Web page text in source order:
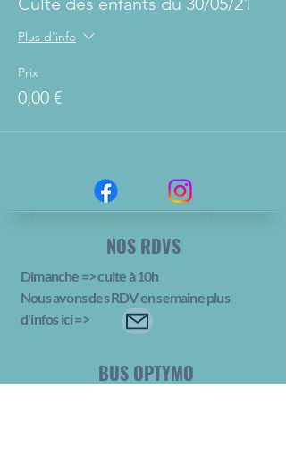
Plus d'info
Prix
0,00 €
NOS RDVS
Dimanche => culte à 10h
Nous avons des RDV en semaine plus
d'infos ici=>
BUS OPTYMO